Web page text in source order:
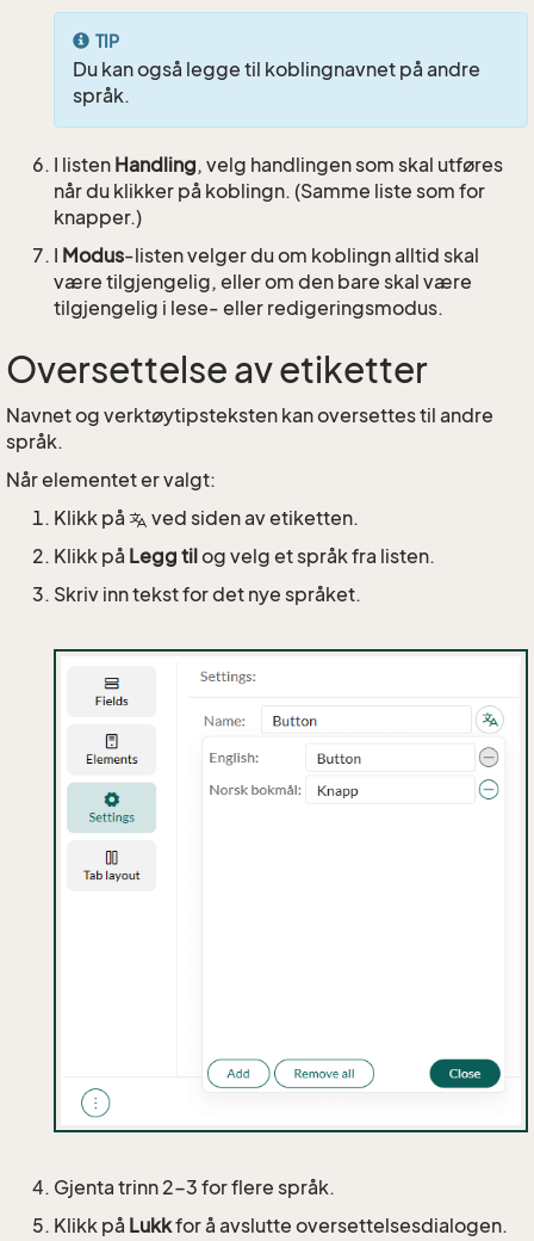
TIP
Du kan også legge til koblingnavnet på andre
språk.
I listen Handling, velg handlingen som skal utføres
når du klikker på koblingn. (Samme liste som for
knapper.)
I Modus-listen velger du om koblingn alltid skal
være tilgjengelig, eller om den bare skal være
tilgjengelig i lese- eller redigeringsmodus.
Oversettelse av etiketter
Navnet og verktøytipsteksten kan oversettes til andre
språk.
Når elementet er valgt:
Klikk på
ved siden av etiketten.
Klikk på Legg tilog velg et språk fra listen.
Skriv inn tekst for det nye språket.
Gjenta trinn 2-3 for flere språk.
Klikk på Lukkfor å avslutte oversettelsesdialogen.